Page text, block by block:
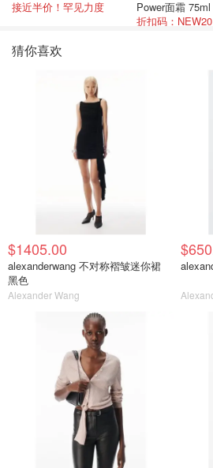
接近半价！罕见力度
Power面霜 75ml
折扣码：NEW20
猜你喜欢
$1405.00
alexanderwang 不对称褶皱迷你裙
黑色
Alexander Wang